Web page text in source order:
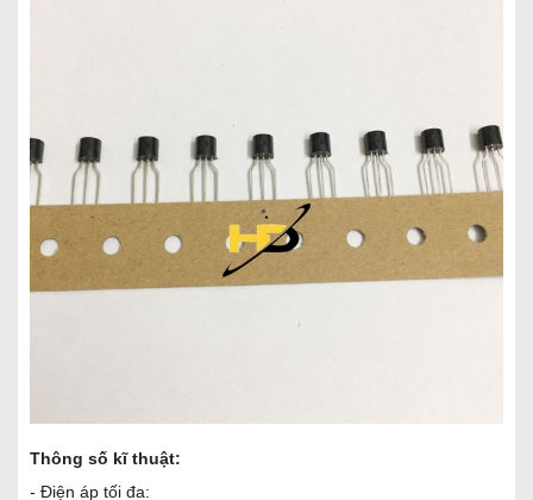
Thông số kĩ thuật:
- Điện áp tối đa: